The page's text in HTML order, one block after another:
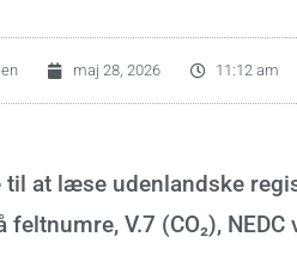
maj 28, 2026 11:12 am
at læse udenlandske
feltnumre, V.7 (CO₂),